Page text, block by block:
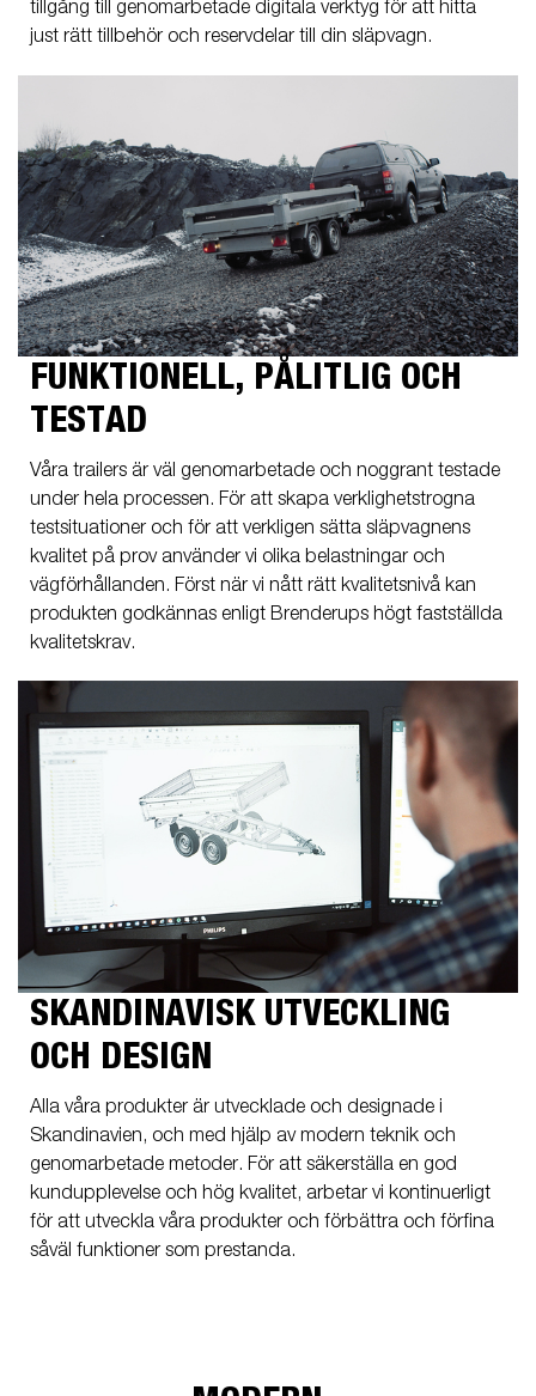
tillgång till genomarbetade digitala verktyg för att hitta
just rätt tillbehör och reservdelar till din släpvagn.
FUNKTIONELL, PÅLITLIG OCH
TESTAD
Våra trailers är väl genomarbetade och noggrant testade
under hela processen. För att skapa verklighetstrogna
testsituationer och för att verkligen sätta släpvagnens
kvalitet på prov använder vi olika belastningar och
vägförhållanden. Först när vi nått rätt kvalitetsnivå kan
produkten godkännas enligt Brenderups högt fastställda
kvalitetskrav.
SKANDINAVISK UTVECKLING
OCH DESIGN
Alla våra produkter är utvecklade och designade i
Skandinavien, och med hjälp av modern teknik och
genomarbetade metoder. För att säkerställa en god
kundupplevelse och hög kvalitet, arbetar vi kontinuerligt
för att utveckla våra produkter och förbättra och förfina
såväl funktioner som prestanda.